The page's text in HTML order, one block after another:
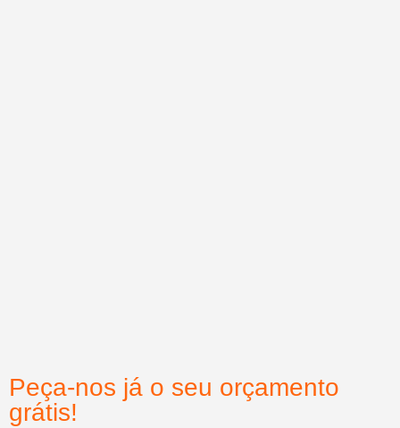
Peça-nos já o seu orçamento
grátis!